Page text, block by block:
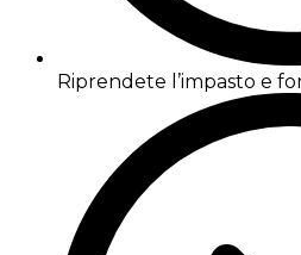
Riprendete l’impasto e